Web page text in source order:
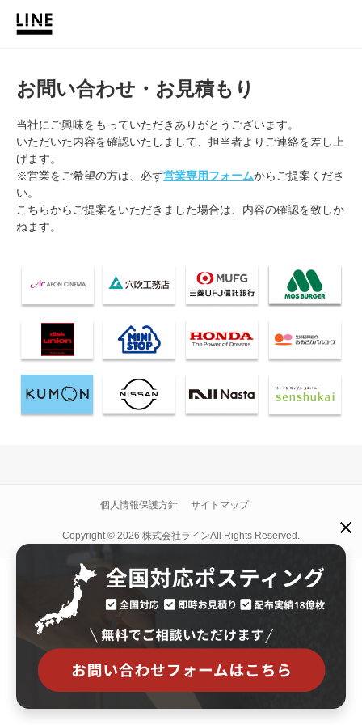
お問い合わせ・お見積もり
当社にご興味をもっていただきありがとうございます。
いただいた内容を確認いたしまして、担当者よりご連絡を差し上
げます。
※営業をご希望の方は、必ず営業専用フォームからご提案くださ
い。
こちらからご提案をいただきました場合は、内容の確認を致しか
ねます。
個人情報保護方針 サイトマップ
Copyright © 2026 株式会社ラインAll Rights Reserved.